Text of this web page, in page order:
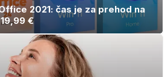
2021: čas je za prehod na
€